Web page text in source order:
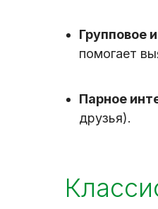
Групповое
помогает
Парное
друзья).